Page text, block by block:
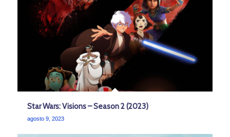
Star Wars: Visions – Season 2 (2023)
agosto 9, 2023